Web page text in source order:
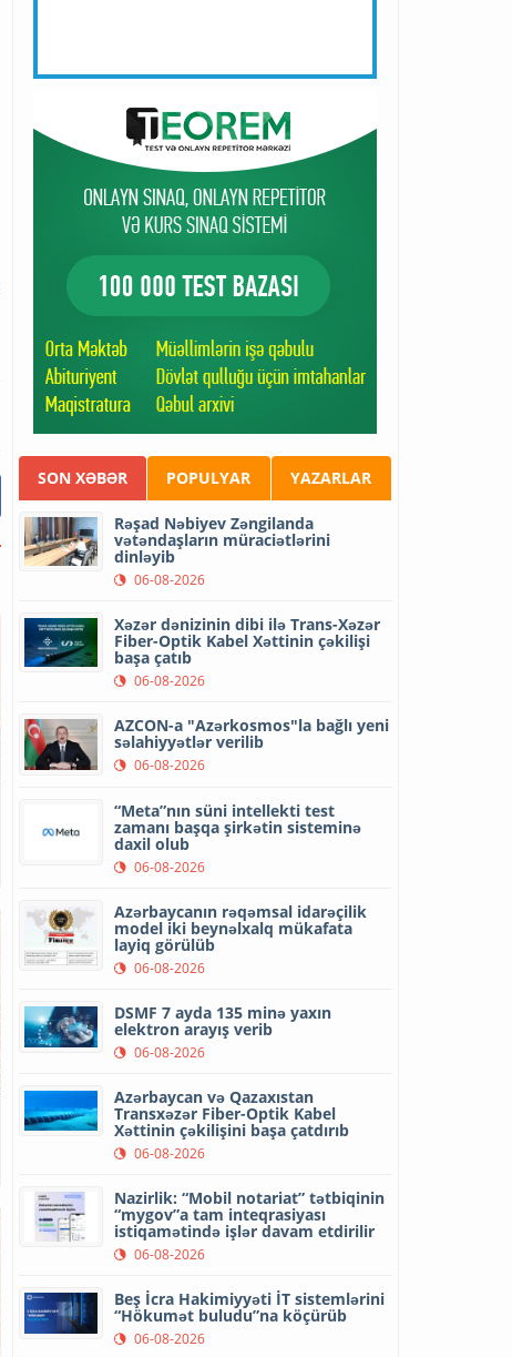
SON XƏBƏR POPULYAR YAZARLAR
Rəşad Nəbiyev Zəngilanda
vətəndaşların müraciətlərini
dinləyib
06-08-2026
Xəzər dənizinin dibi ilə Trans-Xəzər
Fiber-Optik Kabel Xəttinin çəkilişi
başa çatıb
06-08-2026
AZCON-a "Azərkosmos"la bağlı yeni
səlahiyyətlər verilib
06-08-2026
“Meta”nın süni intellekti test
zamanı başqa şirkətin sisteminə
daxil olub
06-08-2026
Azərbaycanın rəqəmsal idarəçilik
model iki beynəlxalq mükafata
layiq görülüb
06-08-2026
DSMF 7 ayda 135 minə yaxın
elektron arayış verib
06-08-2026
Azərbaycan və Qazaxıstan
Transxəzər Fiber-Optik Kabel
Xəttinin çəkilişini başa çatdırıb
06-08-2026
Nazirlik: “Mobil notariat” tətbiqinin
“mygov”a tam inteqrasiyası
istiqamətində işlər davam etdirilir
06-08-2026
Beş İcra Hakimiyyəti İT sistemlərini
“Hökumət buludu”na köçürüb
06-08-2026